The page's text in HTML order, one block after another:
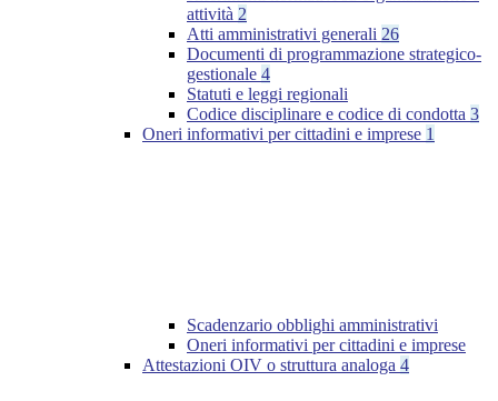
attività 2
Atti amministrativi generali 26
Documenti di programmazione strategico-
gestionale 4
Statuti e leggi regionali
Codice disciplinare e codice di condotta 3
Oneri informativi per cittadini e imprese 1
Scadenzario obblighi amministrativi
Oneri informativi per cittadini e imprese
Attestazioni OIV o struttura analoga 4